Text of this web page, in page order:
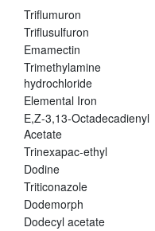
Triflumuron
Triflusulfuron
Emamectin
Trimethylamine
hydrochloride
Elemental Iron
E,Z-3,13-Octadecadienyl
Acetate
Trinexapac-ethyl
Dodine
Triticonazole
Dodemorph
Dodecyl acetate